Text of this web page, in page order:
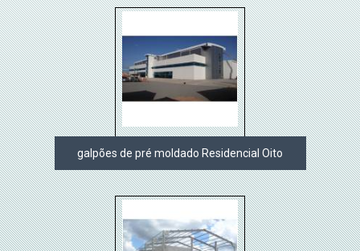
galpões de pré moldado Residencial Oito